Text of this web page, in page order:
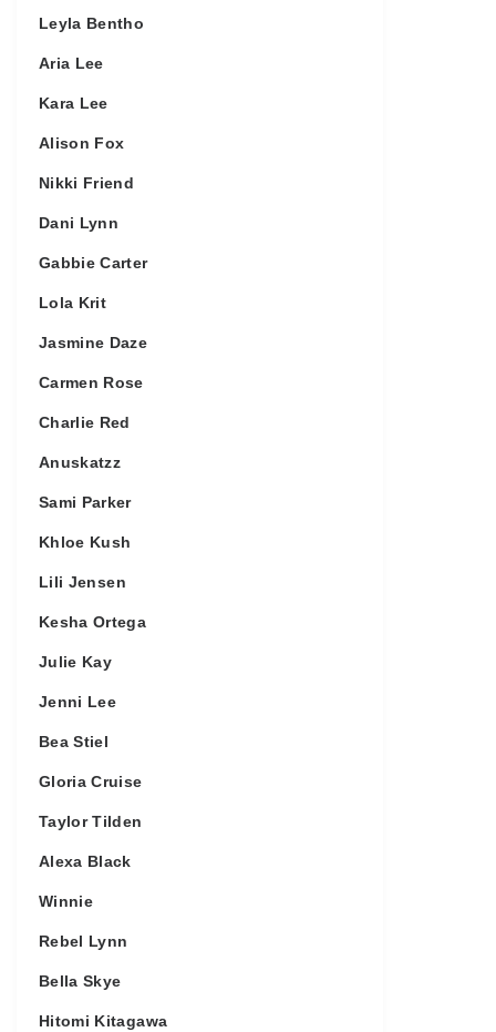
Leyla Bentho
Aria Lee
Kara Lee
Alison Fox
Nikki Friend
Dani Lynn
Gabbie Carter
Lola Krit
Jasmine Daze
Carmen Rose
Charlie Red
Anuskatzz
Sami Parker
Khloe Kush
Lili Jensen
Kesha Ortega
Julie Kay
Jenni Lee
Bea Stiel
Gloria Cruise
Taylor Tilden
Alexa Black
Winnie
Rebel Lynn
Bella Skye
Hitomi Kitagawa